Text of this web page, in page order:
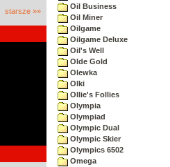
starsze »»
Oil Business
Oil Miner
Oilgame
Oilgame Deluxe
Oil's Well
Olde Gold
Olewka
Olki
Ollie's Follies
Olympia
Olympiad
Olympic Dual
Olympic Skier
Olympics 6502
Omega